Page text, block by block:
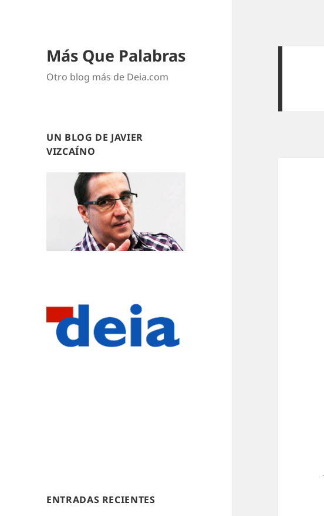
Más Que Palabras
Otro blog más de Deia.com
UN BLOG DE JAVIER
VIZCAÍNO
ENTRADAS RECIENTES